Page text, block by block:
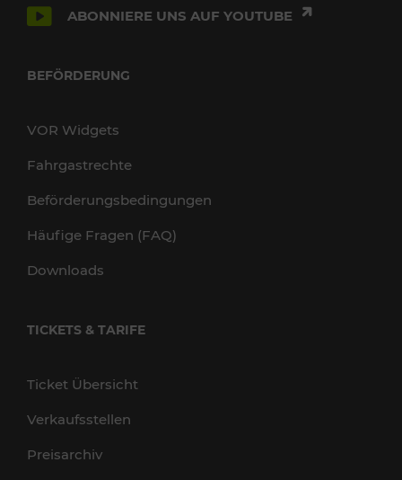
ABONNIERE UNS AUF YOUTUBE
BEFÖRDERUNG
VOR Widgets
Fahrgastrechte
Beförderungsbedingungen
Häufige Fragen (FAQ)
Downloads
TICKETS & TARIFE
Ticket Übersicht
Verkaufsstellen
Preisarchiv